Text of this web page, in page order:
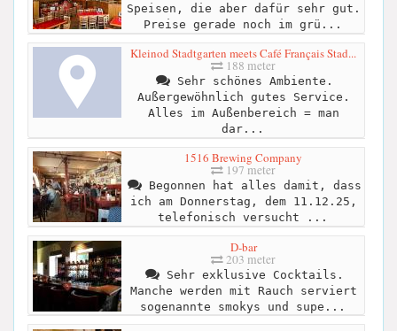
Speisen, die aber dafür sehr gut.
Preise gerade noch im grü...
Kleinod Stadtgarten meets Café Français Stad...
188 meter
Sehr schönes Ambiente.
Außergewöhnlich gutes Service.
Alles im Außenbereich = man
dar...
1516 Brewing Company
197 meter
Begonnen hat alles damit, dass
ich am Donnerstag, dem 11.12.25,
telefonisch versucht ...
D-bar
203 meter
Sehr exklusive Cocktails.
Manche werden mit Rauch serviert
sogenannte smokys und supe...